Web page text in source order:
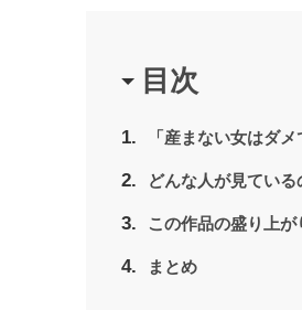
目次
「産まない女はダ
どんな人が見てい
この作品の盛り上
まとめ